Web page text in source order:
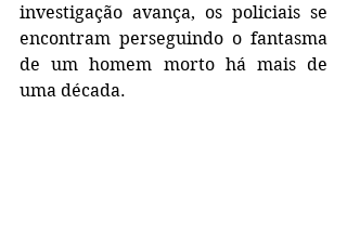
investigação avança, os policiais se
encontram perseguindo o fantasma
de um homem morto há mais de
uma década.